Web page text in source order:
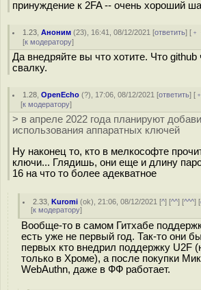
принуждение к 2FA -- очень хороший
1.23 ,Аноним (23), 16:41, 08/12/2021 [ответить] [
[к модератору]
Да внедряйте вы что хотите. Что github
свалку.
1.28 ,OpenEcho (?), 17:06, 08/12/2021 [ответить] [
[к модератору]
> в апреле 2022 года планируют
использования аппаратных ключей
Ну наконец то, кто в мелкософте
ключи... Глядишь, они еще и длину
16 на что то более адекватное
2.33 ,Kuromi (ok), 21:06, 08/12/2021 [^] [^^] [^^^] [
[к модератору]
Вообще-то в самом Гитхабе
есть уже не первый год. Так-то они
первых кто внедрил поддержку U2F
только в Хроме), а после покупки
WebAuthn, даже в ФФ работает.